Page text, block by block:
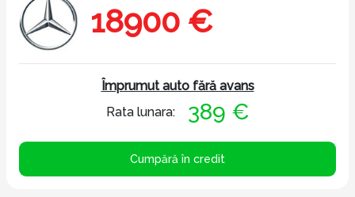
18900 €
Împrumut auto fără avans
Rata lunara:
389 €
Cumpără în credit